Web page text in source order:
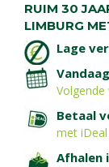
RUIM 30
LIMBURG
Lage
Volgende
Betaal
met
Afhalen